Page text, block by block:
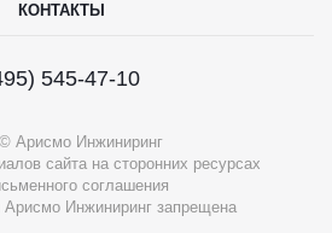
КОНТАКТЫ
545-47-10
Арисмо Инжиниринг
сайта на сторонних ресурсах
соглашения
Арисмо Инжиниринг запрещена